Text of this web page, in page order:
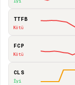
TTFB
Kötü
FCP
Kötü
CLS
İyi